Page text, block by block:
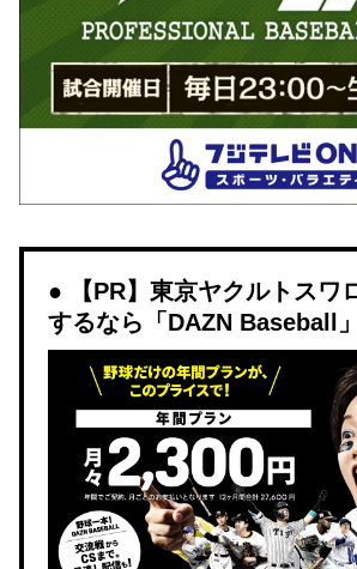
【PR】東京ヤクルトスワ
するなら「DAZN Baseball」